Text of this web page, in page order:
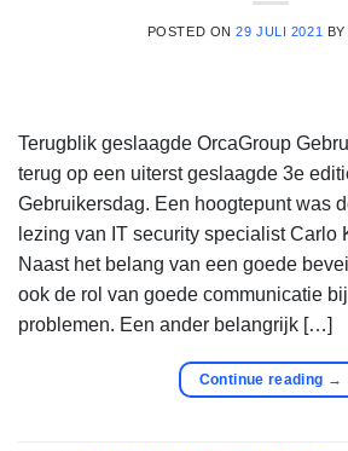
POSTED ON29 JULI 2021 BY
Terugblik geslaagde OrcaGroup
terug op een uiterst geslaagde 3e
Gebruikersdag. Een hoogtepunt was
lezing van IT security specialist Carlo
Naast het belang van een goede
ook de rol van goede communicatie
problemen. Een ander belangrijk […]
Continue reading →